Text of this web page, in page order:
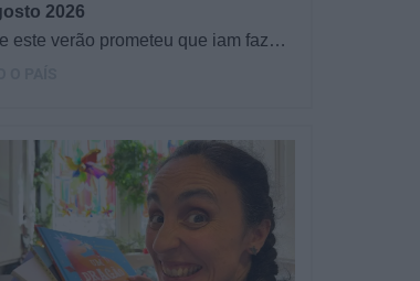
2026
este verão prometeu que iam fazer